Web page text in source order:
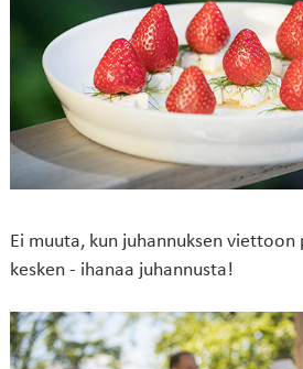
Ei muuta, kun juhannuksen viettoon
kesken - ihanaa juhannusta!